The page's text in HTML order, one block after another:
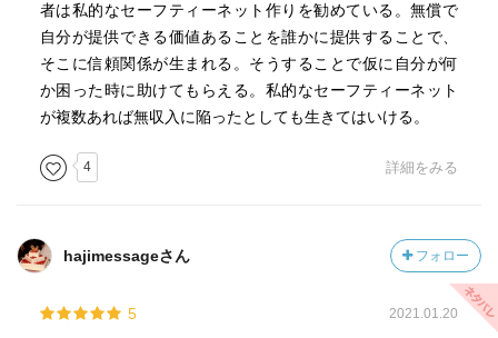
者は私的なセーフティーネット作りを勧めている。無償で
自分が提供できる価値あることを誰かに提供することで、
そこに信頼関係が生まれる。そうすることで仮に自分が何
か困った時に助けてもらえる。私的なセーフティーネット
が複数あれば無収入に陥ったとしても生きてはいける。
4 詳細をみる
hajimessageさん フォロー
5 2021.01.20